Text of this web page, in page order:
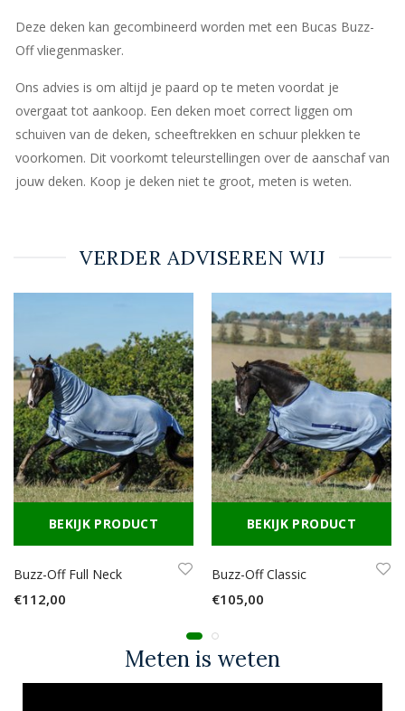
Deze deken kan gecombineerd worden met een Bucas Buzz-
Off vliegenmasker.
Ons advies is om altijd je paard op te meten voordat je
overgaat tot aankoop. Een deken moet correct liggen om
schuiven van de deken, scheeftrekken en schuur plekken te
voorkomen. Dit voorkomt teleurstellingen over de aanschaf van
jouw deken. Koop je deken niet te groot, meten is weten.
VERDER ADVISEREN WIJ
BEKIJK PRODUCT
Buzz-Off Full Neck
€112,00
BEKIJK PRODUCT
Buzz-Off Classic
€105,00
Meten is weten